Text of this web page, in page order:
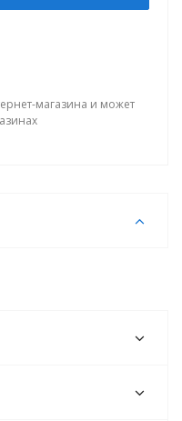
магазина и может